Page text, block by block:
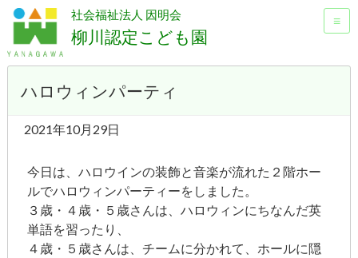
≡
社会福祉法人 因明会
柳川認定こども園
ハロウィンパーティ
2021年10月29日
今日は、ハロウインの装飾と音楽が流れた２階ホー
ルでハロウィンパーティーをしました。
３歳・４歳・５歳さんは、ハロウィンにちなんだ英
単語を習ったり、
４歳・５歳さんは、チームに分かれて、ホールに隠